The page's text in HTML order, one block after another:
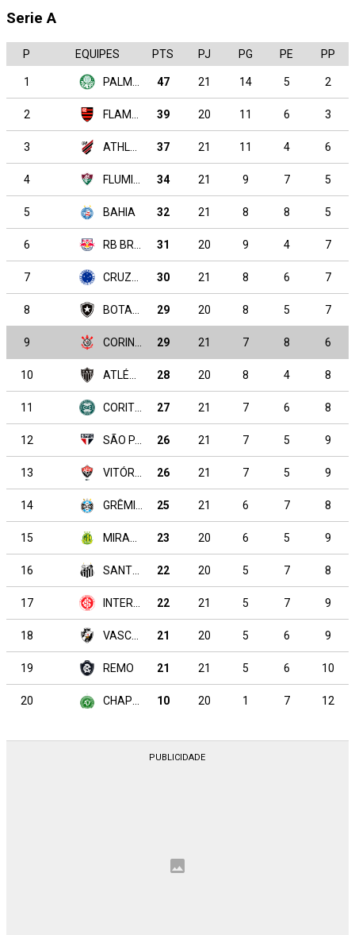
Serie A
P EQUIPES PTS PJ PG PE PP
1 47 21 14 5 2
2 39 20 11 6 3
3 37 21 11 4 6
4 34 21 9 7 5
5 BAHIA 32 21 8 8 5
6 31 20 9 4 7
7 30 21 8 6 7
8 29 20 8 5 7
9 29 21 7 8 6
10 28 20 8 4 8
11 27 21 7 6 8
12 26 21 7 5 9
13 26 21 7 5 9
14 25 21 6 7 8
15 23 20 6 5 9
16 22 20 5 7 8
17 22 21 5 7 9
18 21 20 5 6 9
19 REMO 21 21 5 6 10
20 10 20 1 7 12